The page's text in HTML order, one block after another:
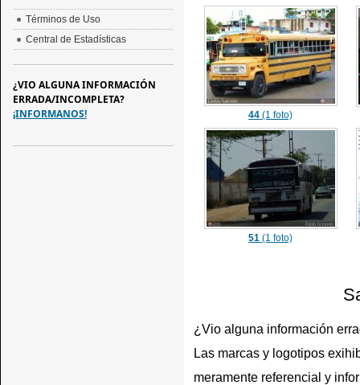
44 (1 foto)
51 (1 foto)
¿Vio alguna información
Las marcas y logotipos
meramente referencial y
Términos de Uso
Central de Estadísticas
¿VIO ALGUNA INFORMACIÓN
ERRADA/INCOMPLETA?
¡INFORMANOS!